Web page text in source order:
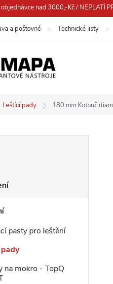
nad 3000,-Kč / NEPLATÍ
a poštovné Technické listy
Leštící pady 180 mm Kotouč
pasty pro leštění
na mokro - TopQ